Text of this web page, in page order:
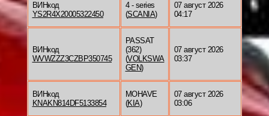
ВИНкод
YS2R4X20005322450
4 - series
(SCANIA)
07 август 2026
04:17
ВИНкод
WVWZZZ3CZBP350745
PASSAT
(362)
(VOLKSWA
GEN)
07 август 2026
03:37
ВИНкод
KNAKN814DF5133854
MOHAVE
(KIA)
07 август 2026
03:06